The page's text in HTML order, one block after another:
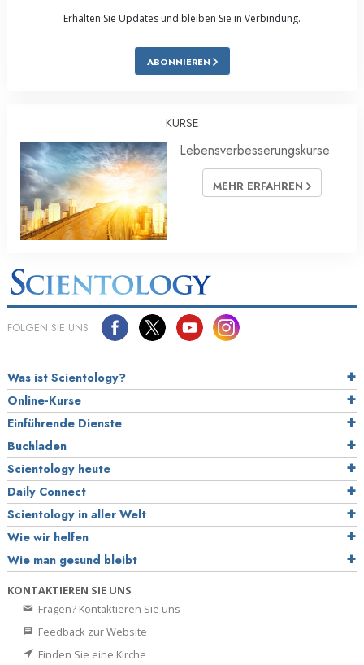
Erhalten Sie Updates und bleiben Sie in Verbindung.
ABONNIEREN
KURSE
Lebensverbesserungskurse
MEHR ERFAHREN
FOLGEN SIE UNS
Was ist Scientology?
Online-Kurse
Einführende Dienste
Buchladen
Scientology heute
Daily Connect
Scientology in aller Welt
Wie wir helfen
Wie man gesund bleibt
KONTAKTIEREN SIE UNS
Fragen? Kontaktieren Sie uns
Feedback zur Website
Finden Sie eine Kirche